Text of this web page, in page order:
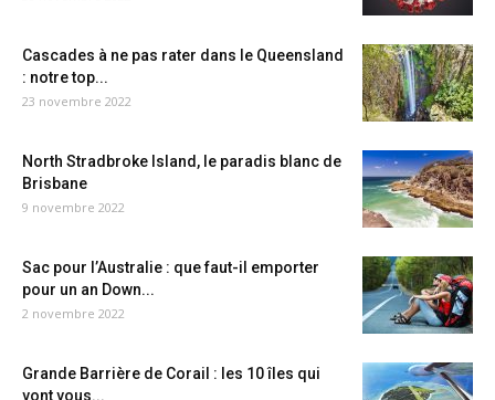
Cascades à ne pas rater dans le Queensland
: notre top...
23 novembre 2022
North Stradbroke Island, le paradis blanc de
Brisbane
9 novembre 2022
Sac pour l’Australie : que faut-il emporter
pour un an Down...
2 novembre 2022
Grande Barrière de Corail : les 10 îles qui
vont vous...